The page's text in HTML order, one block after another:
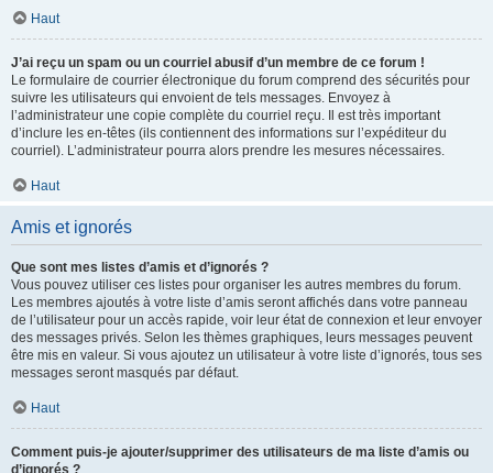
Haut
J’ai reçu un spam ou un courriel abusif d’un membre de ce forum !
Le formulaire de courrier électronique du forum comprend des sécurités pour
suivre les utilisateurs qui envoient de tels messages. Envoyez à
l’administrateur une copie complète du courriel reçu. Il est très important
d’inclure les en-têtes (ils contiennent des informations sur l’expéditeur du
courriel). L’administrateur pourra alors prendre les mesures nécessaires.
Haut
Amis et ignorés
Que sont mes listes d’amis et d’ignorés ?
Vous pouvez utiliser ces listes pour organiser les autres membres du forum.
Les membres ajoutés à votre liste d’amis seront affichés dans votre panneau
de l’utilisateur pour un accès rapide, voir leur état de connexion et leur envoyer
des messages privés. Selon les thèmes graphiques, leurs messages peuvent
être mis en valeur. Si vous ajoutez un utilisateur à votre liste d’ignorés, tous ses
messages seront masqués par défaut.
Haut
Comment puis-je ajouter/supprimer des utilisateurs de ma liste d’amis ou
d’ignorés ?